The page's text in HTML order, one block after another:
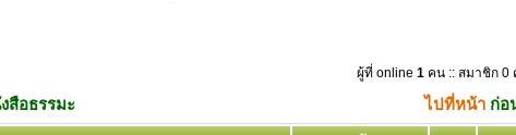
ผู้ที่ online 1คน :: สมาชิก 0
สือธรรมะ ไปที่หน้า ก่อ